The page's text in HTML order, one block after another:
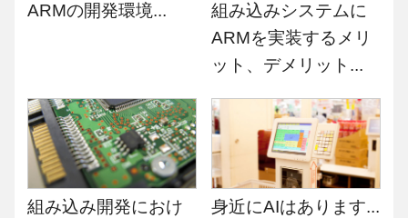
ARMの開発環境...
組み込みシステムに
ARMを実装するメリ
ット、デメリット...
組み込み開発におけ
身近にAIはあります...